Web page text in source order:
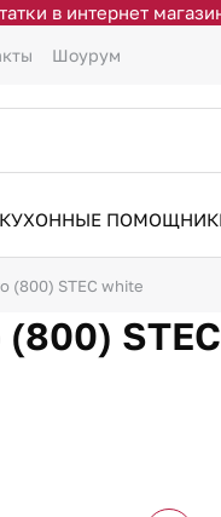
в интернет
Шоурум
КУХОННЫЕ
(800) STEC white